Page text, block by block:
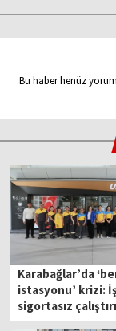
Bu haber henüz
Karabağlar’da
istasyonu’ krizi:
sigortasız
yediniz!